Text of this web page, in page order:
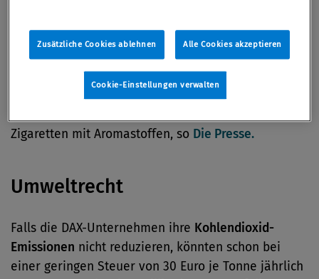
Wirtschaftsrecht
Indien verkündete ein vollständigesVerbot von E-
Auch die US-Regierung plant nach
Zigaretten mit Aromastoffen, so Die Presse.
Umweltrecht
Falls die DAX-Unternehmen ihre Kohlendioxid-
Emissionen nicht reduzieren, könnten schon bei
einer geringen Steuer von 30 Euro je Tonne jährlich
Zusätzliche Cookies ablehnen Alle Cookies akzeptieren
Cookie-Einstellungen verwalten